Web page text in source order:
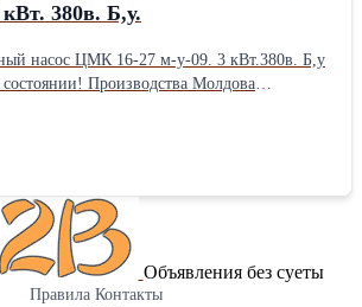
м 1170/670/ 900 Вес кг 150
380в. Б,у.
насос ЦМК 16-27 м-у-09. 3 кВт.380в. Б,у
Производства Молдова
подключения на месте или
видео его работы! Фекальные насосы
для откачки загрязнённой воды и
защиты от подтопления помещений,
вод, осушения водоёмов, а также выкачки
ям и септиков. Применяются в
объектах, где требуется надёжное
вод. Особенности:
материалы и прочный корпус для
Объявления без суеты
Правила Контакты